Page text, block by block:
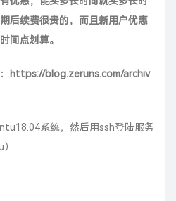
后续费很贵的，而且新用户优惠
间点划算。
https://blog.zeruns.com/archiv
系统，然后用ssh登陆服务